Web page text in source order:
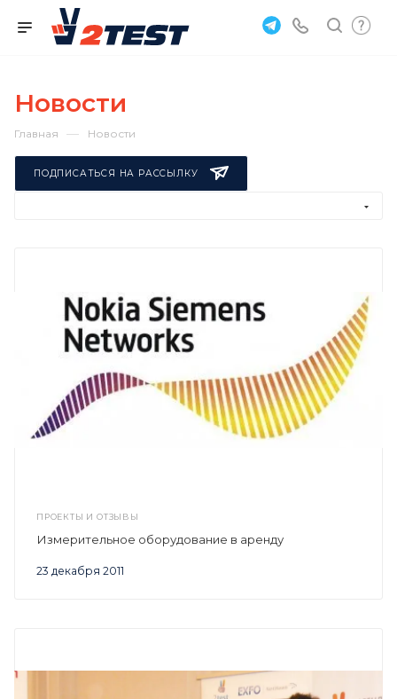
Новости
Главная — Новости
ПОДПИСАТЬСЯ НА РАССЫЛКУ
ПРОЕКТЫ И ОТЗЫВЫ
23 декабря 2011
Измерительное оборудование в аренду